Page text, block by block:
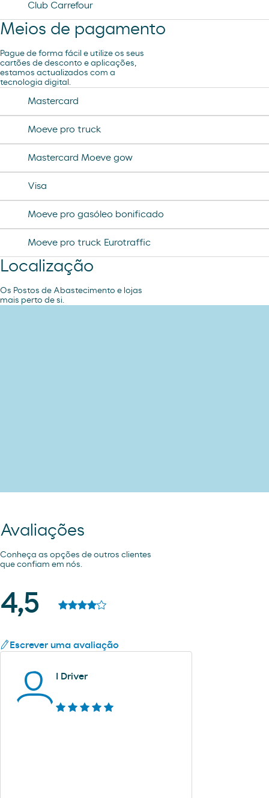
Club Carrefour
Meios de pagamento
Pague de forma fácil e utilize os seus
cartões de desconto e aplicações,
estamos actualizados com a
tecnologia digital.
Mastercard
Moeve pro truck
Mastercard Moeve gow
Visa
Moeve pro gasóleo bonificado
Moeve pro truck Eurotraffic
Localização
Os Postos de Abastecimento e lojas
mais perto de si.
Avaliações
Conheça as opções de outros clientes
que confiam em nós.
4,5
Escrever uma avaliação
I Driver